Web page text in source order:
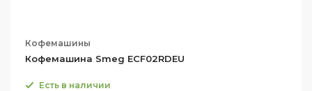
Кофемашины
Кофемашина Smeg ECF02RDEU
Есть в наличии